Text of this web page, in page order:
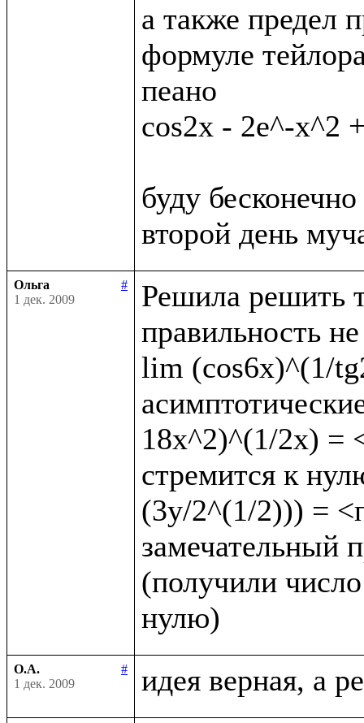
а также предел
формуле
пеано
cos2x - 2e^-x^2
буду
Ольга
#
1 дек. 2009
Решила решить
правильность
lim (cos6x)^(1/
18x^2)^(1/2x) =
стремится к
(3y/2^(1/2))) =
замечательный
(получили
О.А.
#
1 дек. 2009